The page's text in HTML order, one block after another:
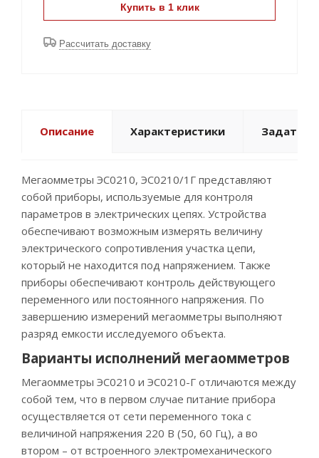
Купить в 1 клик
Рассчитать доставку
Описание Характеристики Задать
Мегаомметры ЭС0210, ЭС0210/1Г представляют
собой приборы, используемые для контроля
параметров в электрических цепях. Устройства
обеспечивают возможным измерять величину
электрического сопротивления участка цепи,
который не находится под напряжением. Также
приборы обеспечивают контроль действующего
переменного или постоянного напряжения. По
завершению измерений мегаомметры выполняют
разряд емкости исследуемого объекта.
Варианты исполнений мегаомметров
Мегаомметры ЭС0210 и ЭС0210-Г отличаются между
собой тем, что в первом случае питание прибора
осуществляется от сети переменного тока с
величиной напряжения 220 В (50, 60 Гц), а во
втором – от встроенного электромеханического